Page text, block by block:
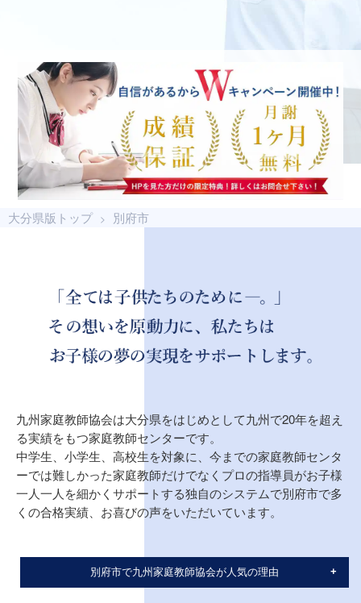
大分県版トップ 別府市
九州家庭教師協会は大分県をはじめとして九州で20年を超え
る実績をもつ家庭教師センターです。
中学生、小学生、高校生を対象に、今までの家庭教師センタ
ーでは難しかった家庭教師だけでなくプロの指導員がお子様
一人一人を細かくサポートする独自のシステムで別府市で多
くの合格実績、お喜びの声をいただいています。
別府市で九州家庭教師協会が人気の理由